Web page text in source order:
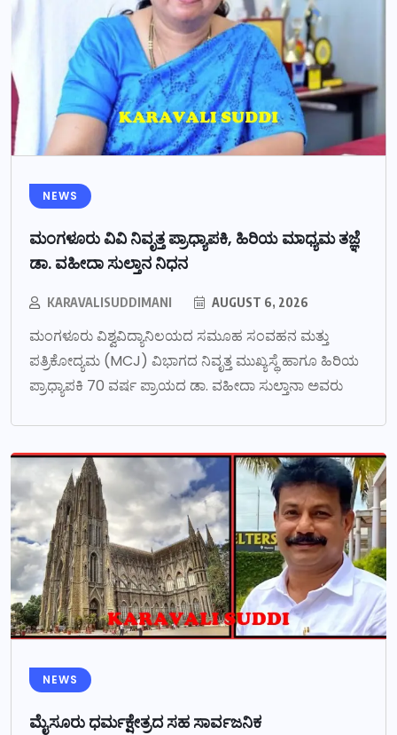
NEWS
ಮಂಗಳೂರು ವಿವಿ ನಿವೃತ್ತ ಪ್ರಾಧ್ಯಾಪಕಿ, ಹಿರಿಯ ಮಾಧ್ಯಮ ತಜ್ಞೆ
ಡಾ. ವಹೀದಾ ಸುಲ್ತಾನ ನಿಧನ
KARAVALISUDDIMANI AUGUST 6, 2026
ಮಂಗಳೂರು ವಿಶ್ವವಿದ್ಯಾನಿಲಯದ ಸಮೂಹ ಸಂವಹನ ಮತ್ತು
ಪತ್ರಿಕೋದ್ಯಮ (MCJ) ವಿಭಾಗದ ನಿವೃತ್ತ ಮುಖ್ಯಸ್ಥೆ ಹಾಗೂ ಹಿರಿಯ
ಪ್ರಾಧ್ಯಾಪಕಿ 70 ವರ್ಷ ಪ್ರಾಯದ ಡಾ. ವಹೀದಾ ಸುಲ್ತಾನಾ ಅವರು
NEWS
ಮೈಸೂರು ಧರ್ಮಕ್ಷೇತ್ರದ ಸಹ ಸಾರ್ವಜನಿಕ